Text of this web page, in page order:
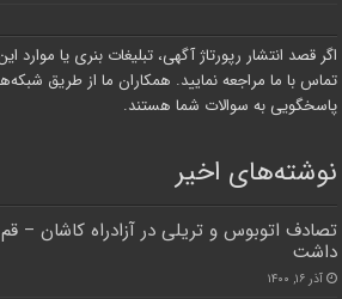
اگر قصد انتشار رپورتاژ آگهی، تبلیغات بنری یا موارد
تماس با ما مراجعه نمایید. همکاران ما از طریق
پاسخگویی به سوالات شما هستند.
نوشته‌های اخیر
داشت
آذر ۱۶, ۱۴۰۰